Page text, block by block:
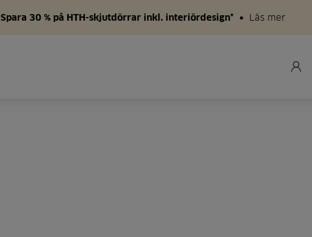
Spara 30 % på HTH-skjutdörrar inkl. interiördesign* Läs mer